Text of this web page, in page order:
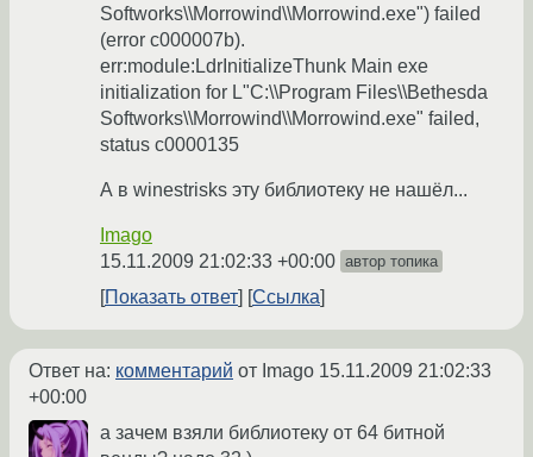
Softworks\\Morrowind\\Morrowind.exe") failed
(error c000007b).
err:module:LdrInitializeThunk Main exe
initialization for L"C:\\Program Files\\Bethesda
Softworks\\Morrowind\\Morrowind.exe" failed,
status c0000135
А в winestrisks эту библиотеку не нашёл...
Imago
15.11.2009 21:02:33 +00:00 автор топика
Показать ответ Ссылка
Ответ на: комментарий от Imago 15.11.2009 21:02:33
+00:00
а зачем взяли библиотеку от 64 битной